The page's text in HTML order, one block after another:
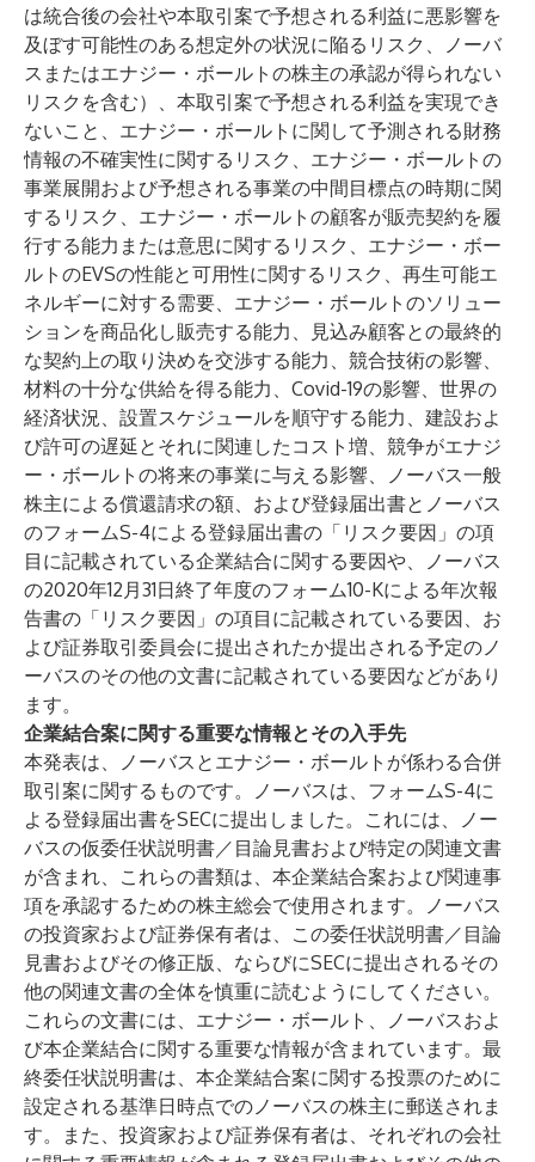
は統合後の会社や本取引案で予想される利益に悪影響を
及ぼす可能性のある想定外の状況に陥るリスク、ノーバ
スまたはエナジー・ボールトの株主の承認が得られない
リスクを含む）、本取引案で予想される利益を実現でき
ないこと、エナジー・ボールトに関して予測される財務
情報の不確実性に関するリスク、エナジー・ボールトの
事業展開および予想される事業の中間目標点の時期に関
するリスク、エナジー・ボールトの顧客が販売契約を履
行する能力または意思に関するリスク、エナジー・ボー
ルトのEVSの性能と可用性に関するリスク、再生可能エ
ネルギーに対する需要、エナジー・ボールトのソリュー
ションを商品化し販売する能力、見込み顧客との最終的
な契約上の取り決めを交渉する能力、競合技術の影響、
材料の十分な供給を得る能力、Covid-19の影響、世界の
経済状況、設置スケジュールを順守する能力、建設およ
び許可の遅延とそれに関連したコスト増、競争がエナジ
ー・ボールトの将来の事業に与える影響、ノーバス一般
株主による償還請求の額、および登録届出書とノーバス
のフォームS-4による登録届出書の「リスク要因」の項
目に記載されている企業結合に関する要因や、ノーバス
の2020年12月31日終了年度のフォーム10-Kによる年次報
告書の「リスク要因」の項目に記載されている要因、お
よび証券取引委員会に提出されたか提出される予定のノ
ーバスのその他の文書に記載されている要因などがあり
ます。
企業結合案に関する重要な情報とその入手先
本発表は、ノーバスとエナジー・ボールトが係わる合併
取引案に関するものです。ノーバスは、フォームS-4に
よる登録届出書をSECに提出しました。これには、ノー
バスの仮委任状説明書／目論見書および特定の関連文書
が含まれ、これらの書類は、本企業結合案および関連事
項を承認するための株主総会で使用されます。ノーバス
の投資家および証券保有者は、この委任状説明書／目論
見書およびその修正版、ならびにSECに提出されるその
他の関連文書の全体を慎重に読むようにしてください。
これらの文書には、エナジー・ボールト、ノーバスおよ
び本企業結合に関する重要な情報が含まれています。最
終委任状説明書は、本企業結合案に関する投票のために
設定される基準日時点でのノーバスの株主に郵送されま
す。また、投資家および証券保有者は、それぞれの会社